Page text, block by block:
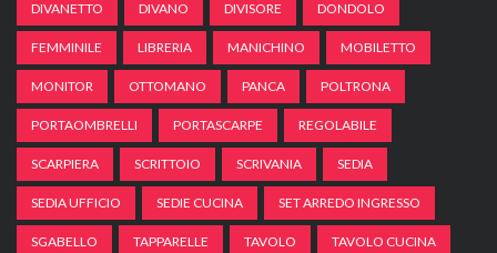
DIVANETTO DIVANO DIVISORE DONDOLO
FEMMINILE LIBRERIA MANICHINO MOBILETTO
MONITOR OTTOMANO PANCA POLTRONA
PORTAOMBRELLI PORTASCARPE REGOLABILE
SCARPIERA SCRITTOIO SCRIVANIA SEDIA
SEDIA UFFICIO SEDIE CUCINA SET ARREDO INGRESSO
SGABELLO TAPPARELLE TAVOLO TAVOLO CUCINA